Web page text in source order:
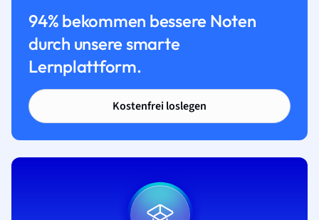
94% bekommen bessere Noten
durch unsere smarte
Lernplattform.
Kostenfrei loslegen